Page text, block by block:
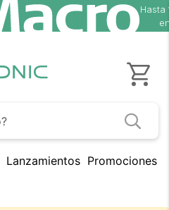
Hasta
Lanzamientos Promociones